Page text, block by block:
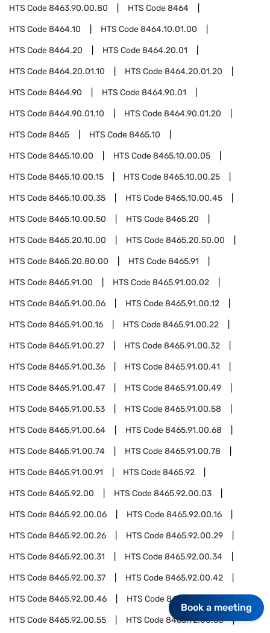
HTS Code8463.90.00.80 HTS Code8464
HTS Code8464.10 HTS Code8464.10.01.00
HTS Code8464.20 HTS Code8464.20.01
HTS Code8464.20.01.10 HTS Code8464.20.01.20
HTS Code8464.90 HTS Code8464.90.01
HTS Code8464.90.01.10 HTS Code8464.90.01.20
HTS Code8465 HTS Code8465.10
HTS Code8465.10.00 HTS Code8465.10.00.05
HTS Code8465.10.00.15 HTS Code8465.10.00.25
HTS Code8465.10.00.35 HTS Code8465.10.00.45
HTS Code8465.10.00.50 HTS Code8465.20
HTS Code8465.20.10.00 HTS Code8465.20.50.00
HTS Code8465.20.80.00 HTS Code8465.91
HTS Code8465.91.00 HTS Code8465.91.00.02
HTS Code8465.91.00.06 HTS Code8465.91.00.12
HTS Code8465.91.00.16 HTS Code8465.91.00.22
HTS Code8465.91.00.27 HTS Code8465.91.00.32
HTS Code8465.91.00.36 HTS Code8465.91.00.41
HTS Code8465.91.00.47 HTS Code8465.91.00.49
HTS Code8465.91.00.53 HTS Code8465.91.00.58
HTS Code8465.91.00.64 HTS Code8465.91.00.68
HTS Code8465.91.00.74 HTS Code8465.91.00.78
HTS Code8465.91.00.91 HTS Code8465.92
HTS Code8465.92.00 HTS Code8465.92.00.03
HTS Code8465.92.00.06 HTS Code8465.92.00.16
HTS Code8465.92.00.26 HTS Code8465.92.00.29
HTS Code8465.92.00.31 HTS Code8465.92.00.34
HTS Code8465.92.00.37 HTS Code8465.92.00.42
HTS Code8465.92.00.46 HTS Code8465.92.00.51
HTS Code8465.92.00.55 HTS Code8465.92.00.58
Book a meeting